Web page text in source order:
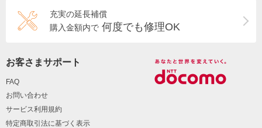
充実の延長補償
購入金額内で 何度でも修理OK
お客さまサポート
FAQ
お問い合わせ
サービス利用規約
特定商取引法に基づく表示